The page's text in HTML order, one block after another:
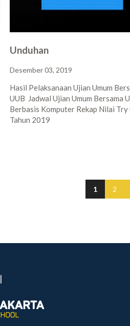
Unduhan
Desember 03, 2019
Hasil Pelaksanaan Ujian Umum
UUB Jadwal Ujian Umum Bersama
Berbasis Komputer Rekap Nilai
Tahun 2019
1 2
|